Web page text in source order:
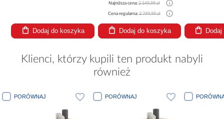
Dodaj do koszyka
Najniższa cena:2 549,99 zł
Cena regularna:2 749,99 zł
Dodaj do koszyka
Klienci, którzy kupili ten produkt nabyli
również
PORÓWNAJ PORÓWNAJ